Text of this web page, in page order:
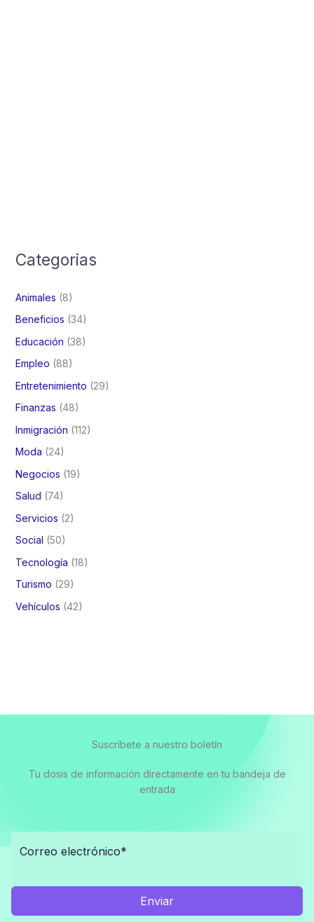
Categorias
Animales (8)
Beneficios (34)
Educación (38)
Empleo (88)
Entretenimiento (29)
Finanzas (48)
Inmigración (112)
Moda (24)
Negocios (19)
Salud (74)
Servicios (2)
Social (50)
Tecnología (18)
Turismo (29)
Vehículos (42)
Suscríbete a nuestro boletín
Tu dosis de información directamente en tu bandeja de
entrada
Enviar